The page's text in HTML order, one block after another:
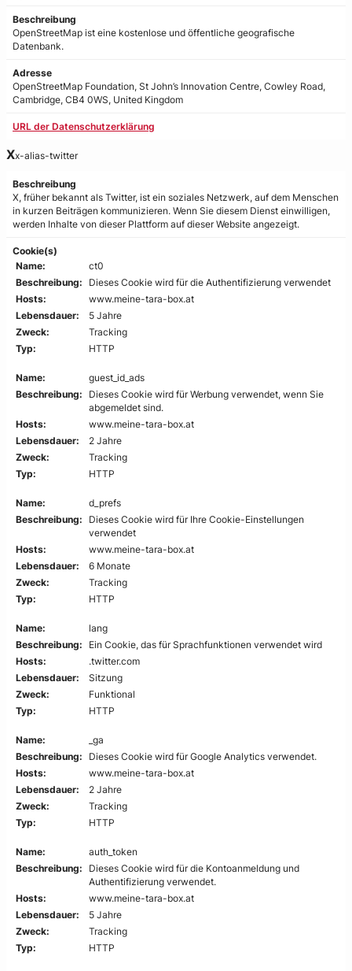
Beschreibung
OpenStreetMap ist eine kostenlose und öffentliche geografische
Datenbank.
Adresse
OpenStreetMap Foundation, St John’s Innovation Centre, Cowley Road,
Cambridge, CB4 0WS, United Kingdom
URL der Datenschutzerklärung
Xx-alias-twitter
Beschreibung
X, früher bekannt als Twitter, ist ein soziales Netzwerk, auf dem Menschen
in kurzen Beiträgen kommunizieren. Wenn Sie diesem Dienst einwilligen,
werden Inhalte von dieser Plattform auf dieser Website angezeigt.
Cookie(s)
Name:
ct0
Beschreibung:
Dieses Cookie wird für die Authentifizierung verwendet
Hosts:
www.meine-tara-box.at
Lebensdauer:
5 Jahre
Zweck:
Tracking
Typ:
HTTP
Name:
guest_id_ads
Beschreibung:
Dieses Cookie wird für Werbung verwendet, wenn Sie
abgemeldet sind.
Hosts:
www.meine-tara-box.at
Lebensdauer:
2 Jahre
Zweck:
Tracking
Typ:
HTTP
Name:
d_prefs
Beschreibung:
Dieses Cookie wird für Ihre Cookie-Einstellungen
verwendet
Hosts:
www.meine-tara-box.at
Lebensdauer:
6 Monate
Zweck:
Tracking
Typ:
HTTP
Name:
lang
Beschreibung:
Ein Cookie, das für Sprachfunktionen verwendet wird
Hosts:
.twitter.com
Lebensdauer:
Sitzung
Zweck:
Funktional
Typ:
HTTP
Name:
_ga
Beschreibung:
Dieses Cookie wird für Google Analytics verwendet.
Hosts:
www.meine-tara-box.at
Lebensdauer:
2 Jahre
Zweck:
Tracking
Typ:
HTTP
Name:
auth_token
Beschreibung:
Dieses Cookie wird für die Kontoanmeldung und
Authentifizierung verwendet.
Hosts:
www.meine-tara-box.at
Lebensdauer:
5 Jahre
Zweck:
Tracking
Typ:
HTTP